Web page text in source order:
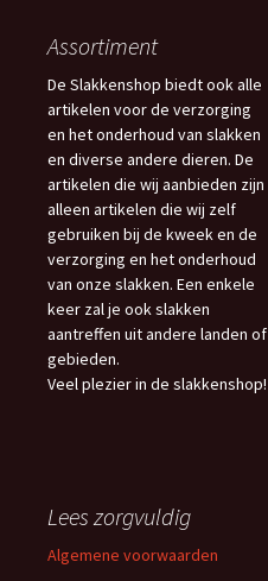
Assortiment
De Slakkenshop biedt ook alle
artikelen voor de verzorging
en het onderhoud van slakken
en diverse andere dieren. De
artikelen die wij aanbieden zijn
alleen artikelen die wij zelf
gebruiken bij de kweek en de
verzorging en het onderhoud
van onze slakken. Een enkele
keer zal je ook slakken
aantreffen uit andere landen of
gebieden.
Veel plezier in de slakkenshop!
Lees zorgvuldig
Algemene voorwaarden